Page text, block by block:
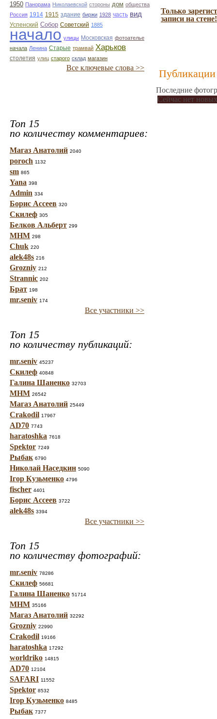
1950 Панорама Николаевской стороны дом общества
Россия 1914 1915 здание биржи 1928 часть вид
Успенский Собор Советский 1885
начало улицы Московская фотоателье
начала Ленина Старые трамвай Харьков
столетия улиц старого склад магазин
Все ключевые слова >>
Топ 15
по количеству комментариев:
Магаз Анатолий 2040
poroch 1132
sm 865
Yana 398
Admin 334
Борис Ассеев 320
Скилеф 305
Белков Альберт 299
МНМ 298
Chuk 220
alek48s 216
Grozniy 212
Strannic 202
Брат 198
mr.seniv 174
Все участники >>
Топ 15
по количеству публикаций:
mr.seniv 45237
Скилеф 40848
Галина Шаненко 32703
МНМ 26542
Магаз Анатолий 25449
Crakodil 17967
AD70 7743
haratoshka 7618
Spektor 7249
Рыбак 6790
Николай Наседкин 5090
Ігор Кузьменко 4796
fischer 4401
Борис Ассеев 3722
alek48s 3394
Все участники >>
Топ 15
по количеству фотографий:
mr.seniv 78286
Скилеф 56681
Галина Шаненко 51714
МНМ 35166
Магаз Анатолий 32292
Grozniy 22990
Crakodil 19166
haratoshka 17292
worldriko 14815
AD70 12104
SAFARI 11552
Spektor 8532
Ігор Кузьменко 8485
Рыбак 7377
Только
записи на стене!
Публикации
Последние
Сейчас нет